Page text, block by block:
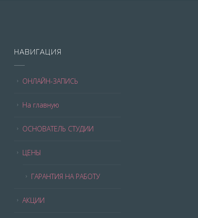
НАВИГАЦИЯ
ОНЛАЙН-ЗАПИСЬ
На главную
ОСНОВАТЕЛЬ СТУДИИ
ЦЕНЫ
ГАРАНТИЯ НА РАБОТУ
АКЦИИ